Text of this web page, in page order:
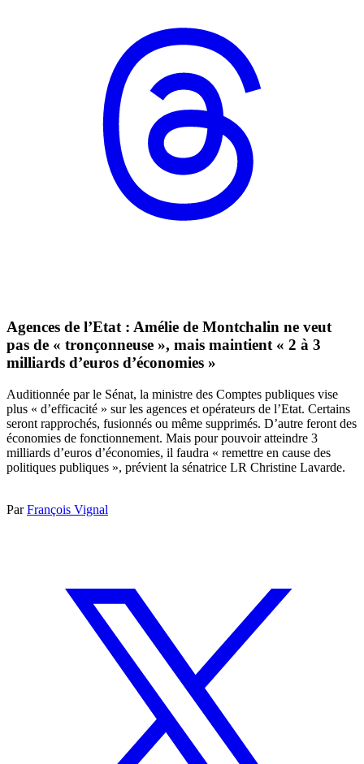
Agences de l’Etat : Amélie de Montchalin ne veut
pas de « tronçonneuse », mais maintient « 2 à 3
milliards d’euros d’économies »
Auditionnée par le Sénat, la ministre des Comptes publiques vise
plus « d’efficacité » sur les agences et opérateurs de l’Etat. Certains
seront rapprochés, fusionnés ou même supprimés. D’autre feront des
économies de fonctionnement. Mais pour pouvoir atteindre 3
milliards d’euros d’économies, il faudra « remettre en cause des
politiques publiques », prévient la sénatrice LR Christine Lavarde.
ParFrançois Vignal